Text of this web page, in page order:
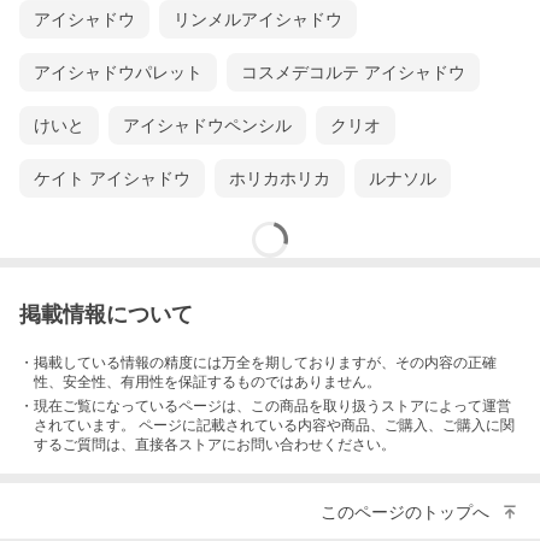
アイシャドウ リンメルアイシャドウ
アイシャドウパレット コスメデコルテ アイシャドウ
けいと アイシャドウペンシル クリオ
ケイト アイシャドウ ホリカホリカ ルナソル
掲載情報について
・掲載している情報の精度には万全を期しておりますが、その内容の正確
性、安全性、有用性を保証するものではありません。
・現在ご覧になっているページは、この商品を取り扱うストアによって運営
されています。 ページに記載されている内容や商品、ご購入 、ご購入に関
するご質問は、直接各ストアにお問い合わせください。
このページのトップへ